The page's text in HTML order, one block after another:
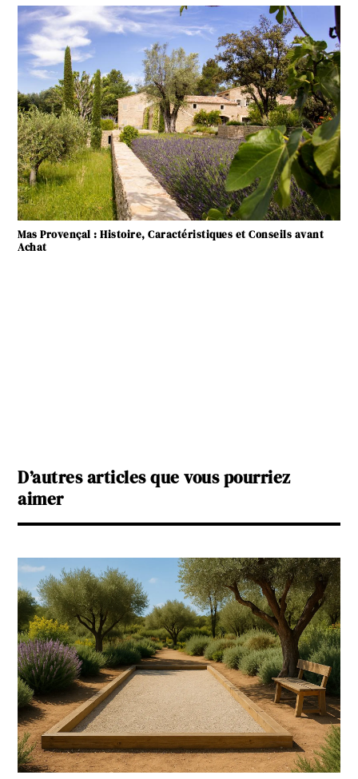
Mas Provençal : Histoire, Caractéristiques et Conseils avant
Achat
D’autres articles que vous pourriez
aimer